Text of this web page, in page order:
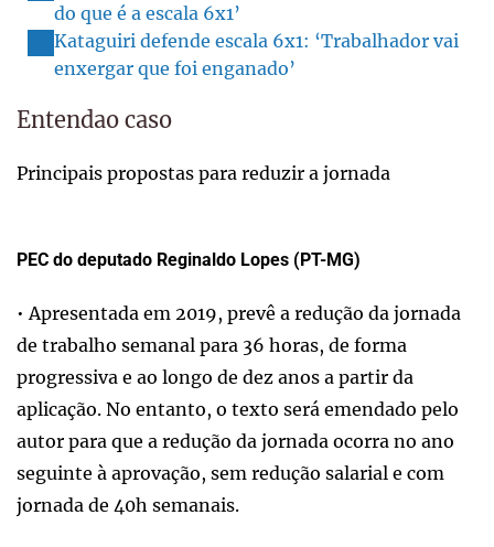
do que é a escala 6x1’
Kataguiri defende escala 6x1: ‘Trabalhador vai
enxergar que foi enganado’
Entendao caso
Principais propostas para reduzir a jornada
PEC do deputado Reginaldo Lopes (PT-MG)
• Apresentada em 2019, prevê a redução da jornada
de trabalho semanal para 36 horas, de forma
progressiva e ao longo de dez anos a partir da
aplicação. No entanto, o texto será emendado pelo
autor para que a redução da jornada ocorra no ano
seguinte à aprovação, sem redução salarial e com
jornada de 40h semanais.